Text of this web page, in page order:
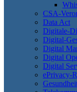
CSA-
Data Act
Digitale-
Digital-
Digital
Digital
Digital
ePrivacy-